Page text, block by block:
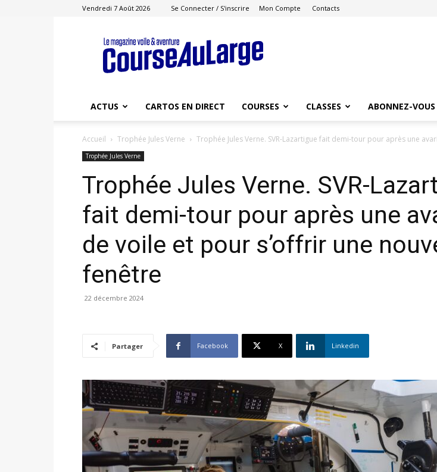
Vendredi 7 Août 2026 Se Connecter / S'inscrire Mon Compte Contacts
Course
au
Large
ACTUS CARTOS EN DIRECT COURSES CLASSES ABONNEZ-VOUS
Accueil Trophée Jules Verne Trophée Jules Verne. SVR-Lazartigue fait demi-tour pour après une
Trophée Jules Verne
Trophée Jules Verne. SVR-
fait demi-tour pour après une
de voile et pour s’offrir une
fenêtre
22 décembre 2024
Partager Facebook X Linkedin